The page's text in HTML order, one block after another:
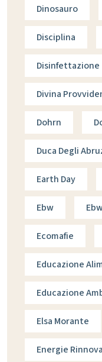
Dinosauro
Disciplina
Disinfettazione
Divina
Dohrn
Duca Degli
Earth Day
Ebw
Ecomafie
Educazione
Educazione
Elsa Morante
Energie